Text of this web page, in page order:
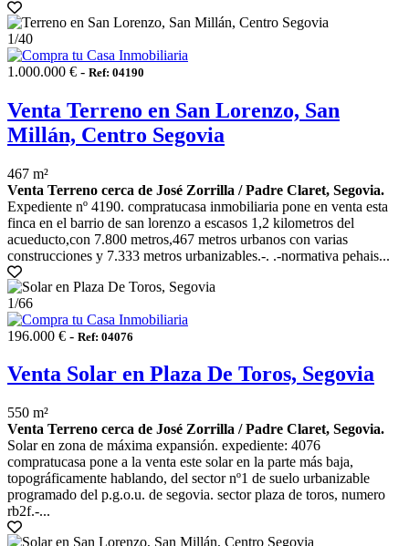
1/40
1.000.000 € - Ref: 04190
Venta Terreno en San Lorenzo, San
Millán, Centro Segovia
467 m²
Venta Terreno cerca de José Zorrilla / Padre Claret, Segovia.
Expediente nº 4190. compratucasa inmobiliaria pone en venta esta
finca en el barrio de san lorenzo a escasos 1,2 kilometros del
acueducto,con 7.800 metros,467 metros urbanos con varias
construcciones y 7.333 metros urbanizables.-. .-normativa pehais...
1/66
196.000 € - Ref: 04076
Venta Solar en Plaza De Toros, Segovia
550 m²
Venta Terreno cerca de José Zorrilla / Padre Claret, Segovia.
Solar en zona de máxima expansión. expediente: 4076
compratucasa pone a la venta este solar en la parte más baja,
topográficamente hablando, del sector nº1 de suelo urbanizable
programado del p.g.o.u. de segovia. sector plaza de toros, numero
rb2f.-...